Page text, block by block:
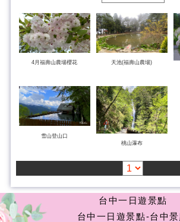
4月福壽山農場櫻花
天池(福壽山農場)
雪山登山口
桃山瀑布
台中一日遊景點
台中一日遊景點-台中